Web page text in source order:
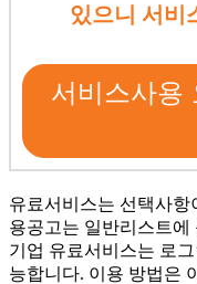
있으니 서비
서비스사용
유료서비스는 선택사항
용공고는 일반리스트에
기업 유료서비스는 로
능합니다. 이용 방법은